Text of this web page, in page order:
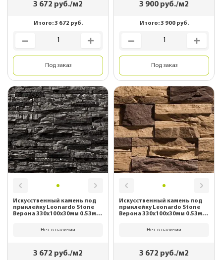
3 672 руб./м2
Итого:3 672 руб.
Под заказ
3 900 руб./м2
Итого:3 900руб.
Под заказ
Искусственный камень под
приклейку Leonardo Stone
Верона 330х100х30мм 0.53м2/
Нет в наличии
3 672 руб./м2
Искусственный камень под
приклейку Leonardo Stone
Верона 330х100х30мм 0.53м2/
Нет в наличии
3 672 руб./м2